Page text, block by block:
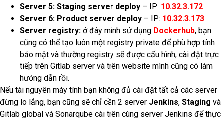
Server 5: Staging server deploy – IP: 10.32.3.172
Server 6: Product server deploy – IP: 10.32.3.173
Server registry: ở đây mình sử dụng Dockerhub, bạn
cũng có thể tạo luôn một registry private để phù hợp tính
bảo mật và thường registry sẽ được cấu hình, cài đặt trực
tiếp trên Gitlab server và trên website mình cũng có làm
hướng dẫn rồi.
Nếu tài nguyên máy tính bạn không đủ cài đặt tất cả các server
đừng lo lắng, bạn cũng sẽ chỉ cần 2 server Jenkins, Staging và
Gitlab global và Sonarqube cài trên cùng server Jenkins để thực